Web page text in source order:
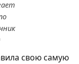
свою самую